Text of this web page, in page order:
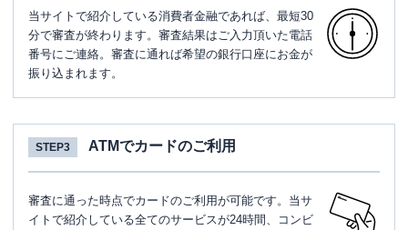
当サイトで紹介している消費者金融であれば、最短30
分で審査が終わります。審査結果はご入力頂いた電話
番号にご連絡。審査に通れば希望の銀行口座にお金が
振り込まれます。
STEP3 ATMでカードのご利用
審査に通った時点でカードのご利用が可能です。当サ
イトで紹介している全てのサービスが24時間、コンビ